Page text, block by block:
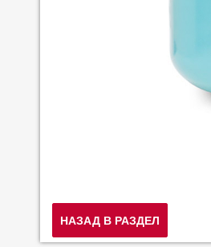
НАЗАД В РАЗДЕЛ